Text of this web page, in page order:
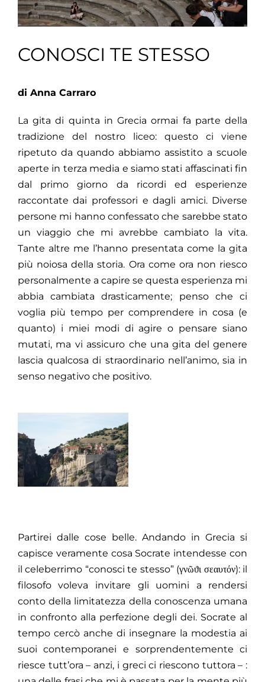
CONOSCI TE STESSO
di Anna Carraro
La gita di quinta in Grecia ormai fa parte della
tradizione del nostro liceo: questo ci viene
ripetuto da quando abbiamo assistito a scuole
aperte in terza media e siamo stati affascinati fin
dal primo giorno da ricordi ed esperienze
raccontate dai professori e dagli amici. Diverse
persone mi hanno confessato che sarebbe stato
un viaggio che mi avrebbe cambiato la vita.
Tante altre me l’hanno presentata come la gita
più noiosa della storia. Ora come ora non riesco
personalmente a capire se questa esperienza mi
abbia cambiata drasticamente; penso che ci
voglia più tempo per comprendere in cosa (e
quanto) i miei modi di agire o pensare siano
mutati, ma vi assicuro che una gita del genere
lascia qualcosa di straordinario nell’animo, sia in
senso negativo che positivo.
Partirei dalle cose belle. Andando in Grecia si
capisce veramente cosa Socrate intendesse con
il celeberrimo “conosci te stesso” (γνῶϑι σεαυτόν): il
filosofo voleva invitare gli uomini a rendersi
conto della limitatezza della conoscenza umana
in confronto alla perfezione degli dei. Socrate al
tempo cercò anche di insegnare la modestia ai
suoi contemporanei e sorprendentemente ci
riesce tutt’ora – anzi, i greci ci riescono tuttora – :